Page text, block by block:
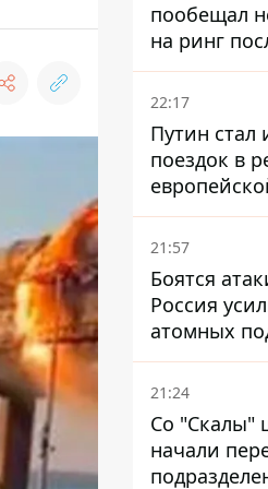
пообещал
на ринг
боя
22:17
Путин стал
поездок в
куда
дроны
21:57
Боятся
Россия
атомных
км от
21:24
Со "Скалы"
начали